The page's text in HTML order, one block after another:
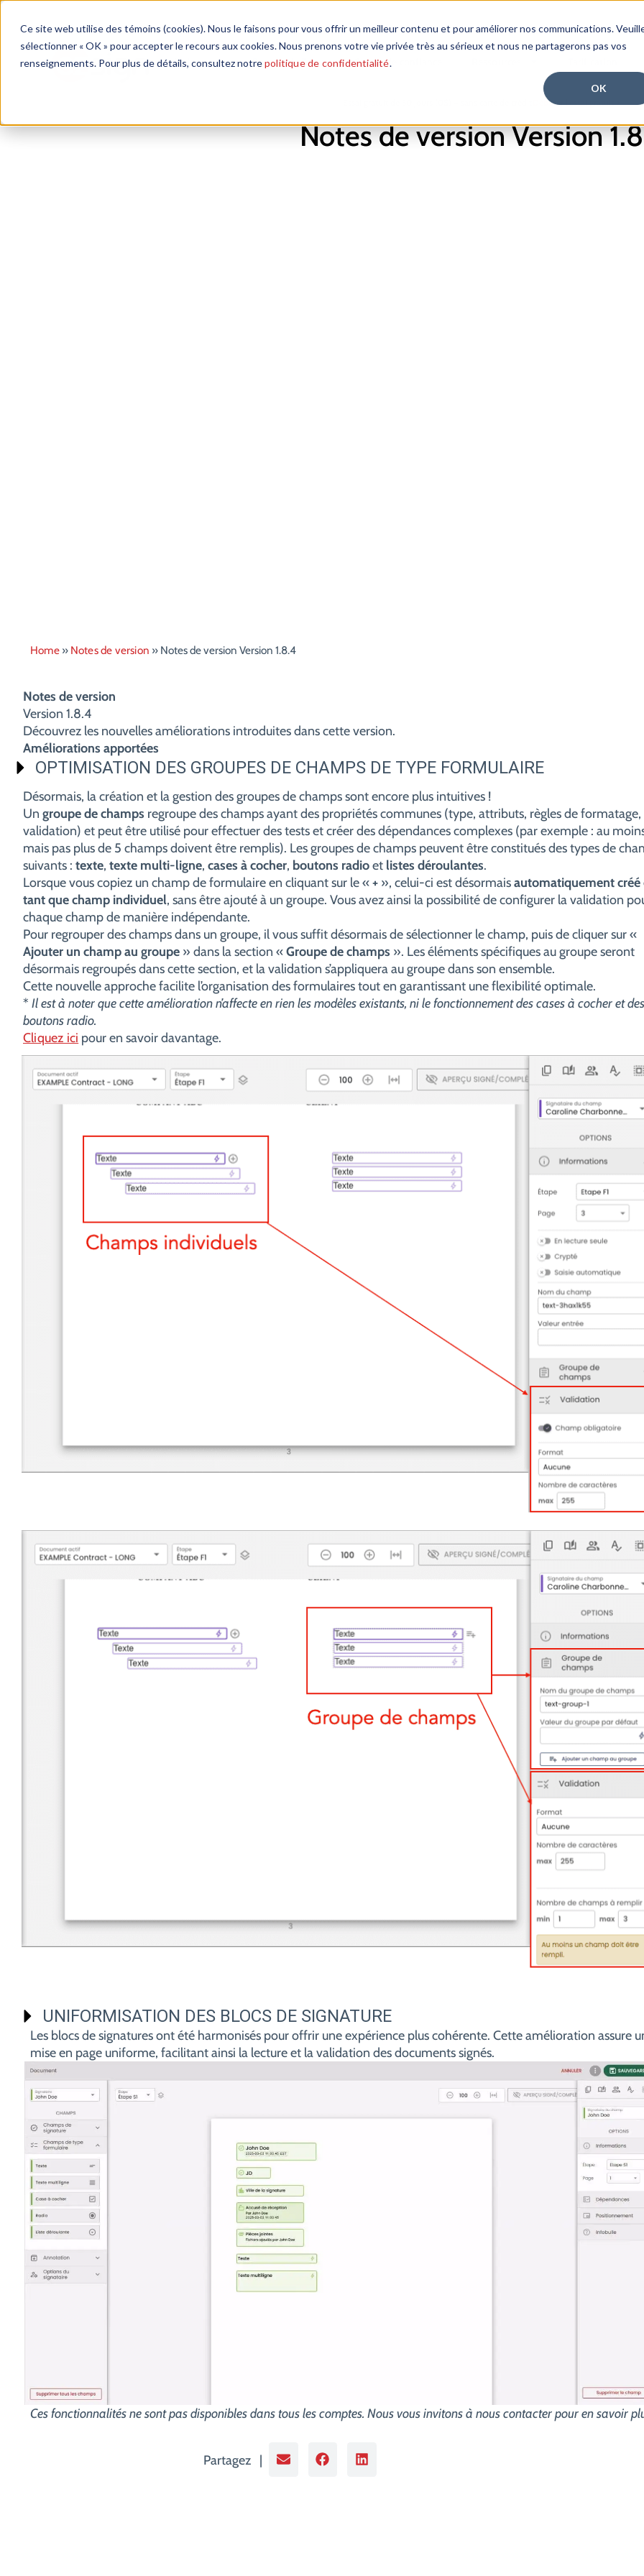
Ce site web utilise des témoins (cookies). Nous le faisons pour vous offrir un meilleur contenu et pour améliorer nos communications.
sélectionner « OK » pour accepter le recours aux cookies. Nous prenons votre vie privée très au sérieux et nous ne partagerons pas vos
renseignements. Pour plus de détails, consultez notrepolitique de confidentialité.
OK
Solutions Pourquoi eZsign Centre de confiance
Débuter l’essai gratuit
Notes de version Version
Home» Notes de version » Notes de version Version 1.8.4
Notes de version
Version 1.8.4
Découvrez les nouvelles améliorations introduites dans cette version.
Améliorations apportées
OPTIMISATION DES GROUPES DE CHAMPS DE TYPE FORMULAIRE
Désormais, la création et la gestion des groupes de champs sont encore plus intuitives !
Un groupe de champs regroupe des champs ayant des propriétés communes (type, attributs, règles de formatage,
validation) et peut être utilisé pour effectuer des tests et créer des dépendances complexes (par exemple : au
mais pas plus de 5 champs doivent être remplis). Les groupes de champs peuvent être constitués des types de
suivants : texte, texte multi-ligne, cases à cocher, boutons radioet listes déroulantes.
Lorsque vous copiez un champ de formulaire en cliquant sur le «+ », celui-ci est désormaisautomatiquement créé
tant que champ individuel, sans être ajouté à un groupe. Vous avez ainsi la possibilité de configurer la validation
chaque champ de manière indépendante.
Pour regrouper des champs dans un groupe, il vous suffit désormais de sélectionner le champ, puis de cliquer sur «
Ajouter un champ au groupe » dans la section «Groupe de champs ». Les éléments spécifiques au groupe seront
désormais regroupés dans cette section, et la validation s’appliquera au groupe dans son ensemble.
Cette nouvelle approche facilite l’organisation des formulaires tout en garantissant une flexibilité optimale.
* Il est à noter que cette amélioration n’affecte en rien les modèles existants, ni le fonctionnement des cases à cocher et des
boutons radio.
Cliquez ici pour en savoir davantage.
UNIFORMISATION DES BLOCS DE SIGNATURE
Les blocs de signatures ont été harmonisés pour offrir une expérience plus cohérente. Cette amélioration assure
mise en page uniforme, facilitant ainsi la lecture et la validation des documents signés.
Ces fonctionnalités ne sont pas disponibles dans tous les comptes. Nous vous invitons à nous contacter pour en savoir
Partagez |